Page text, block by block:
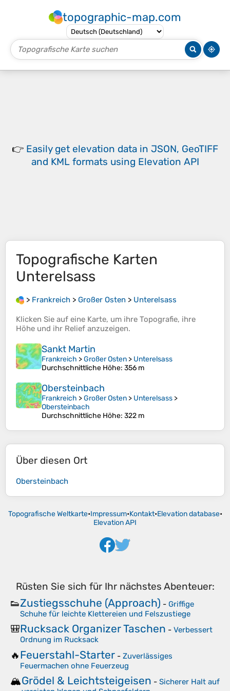
topographic-map.com
👉 Easily get elevation data in JSON, GeoTIFF
and KML formats using Elevation API
Topografische Karten
Unterelsass
> Frankreich > Großer Osten > Unterelsass
Klicken Sie auf eine Karte, um ihre Topografie, ihre
Höhe und ihr Relief anzuzeigen.
Sankt Martin
Frankreich >Großer Osten > Unterelsass
Durchschnittliche Höhe: 356 m
Obersteinbach
Frankreich >Großer Osten > Unterelsass >
Obersteinbach
Durchschnittliche Höhe: 322 m
Über diesen Ort
Obersteinbach
Topografische Weltkarte•Impressum•Kontakt•Elevation database•
Elevation API
Rüsten Sie sich für Ihr nächstes Abenteuer:
👟Zustiegsschuhe (Approach) - Griffige
Schuhe für leichte Klettereien und Felszustiege
🎒Rucksack Organizer Taschen - Verbessert
Ordnung im Rucksack
🔥Feuerstahl-Starter - Zuverlässiges
Feuermachen ohne Feuerzeug
🏔️Grödel & Leichtsteigeisen - Sicherer Halt auf